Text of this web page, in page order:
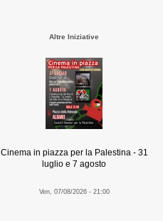
Altre Iniziative
Cinema in piazza per la Palestina - 31
luglio e 7 agosto
Ven, 07/08/2026 - 21:00